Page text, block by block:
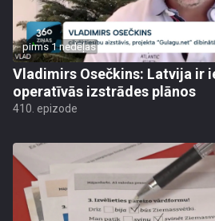
pirms 1 nedēļas
Vladimirs Osečkins: Latvija ir
operatīvās izstrādes plānos
410. epizode